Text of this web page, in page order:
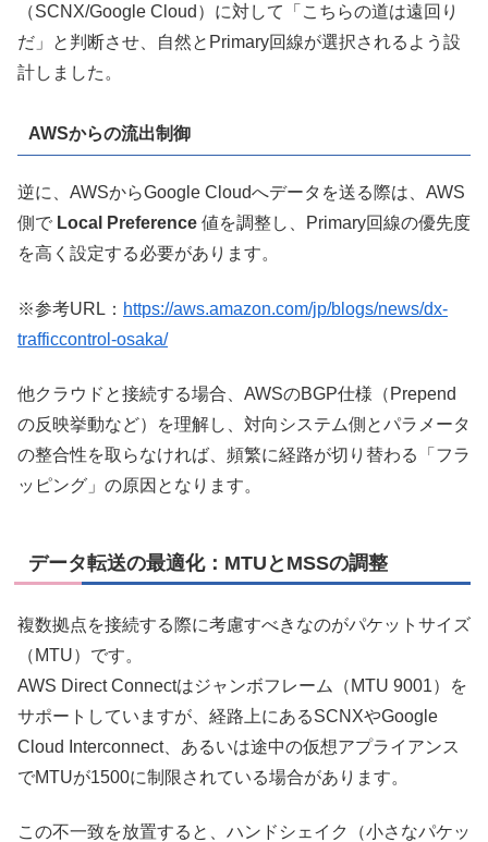
（SCNX/Google Cloud）に対して「こちらの道は遠回り
だ」と判断させ、自然とPrimary回線が選択されるよう設
計しました。
AWSからの流出制御
逆に、AWSからGoogle Cloudへデータを送る際は、AWS
側で Local Preference 値を調整し、Primary回線の優先度
を高く設定する必要があります。
※参考URL： https://aws.amazon.com/jp/blogs/news/dx-
trafficcontrol-osaka/
他クラウドと接続する場合、AWSのBGP仕様（Prepend
の反映挙動など）を理解し、対向システム側とパラメータ
の整合性を取らなければ、頻繁に経路が切り替わる「フラ
ッピング」の原因となります。
データ転送の最適化：MTUとMSSの調整
複数拠点を接続する際に考慮すべきなのがパケットサイズ
（MTU）です。
AWS Direct Connectはジャンボフレーム（MTU 9001）を
サポートしていますが、経路上にあるSCNXやGoogle
Cloud Interconnect、あるいは途中の仮想アプライアンス
でMTUが1500に制限されている場合があります。
この不一致を放置すると、ハンドシェイク（小さなパケッ